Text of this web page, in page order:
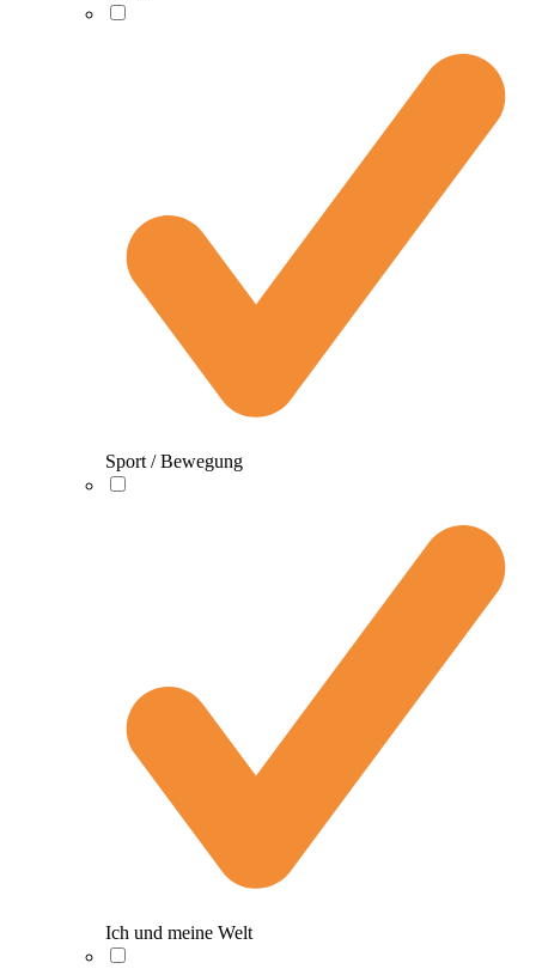
Sport / Bewegung
Ich und meine Welt